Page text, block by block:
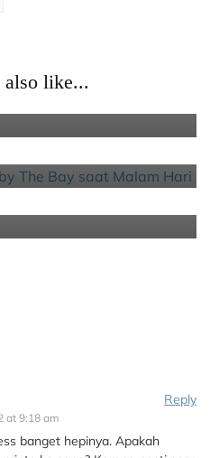
also like...
Jeep Bersama Anak-
at 9:18 am
Reply
banget hepinya. Apakah